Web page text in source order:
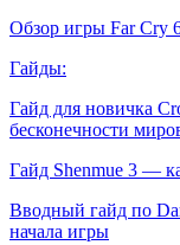
Обзор игры Far Cry
Гайды:
Гайд для новичка
бесконечности
Гайд Shenmue 3 —
Вводный гайд по
начала игры